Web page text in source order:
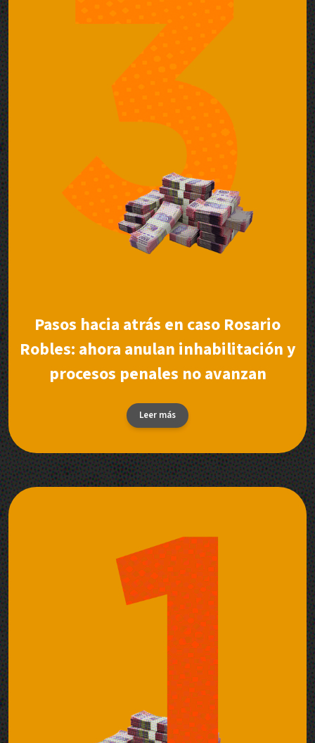
Pasos hacia atrás en caso Rosario
Robles: ahora anulan inhabilitación y
procesos penales no avanzan
Leer más